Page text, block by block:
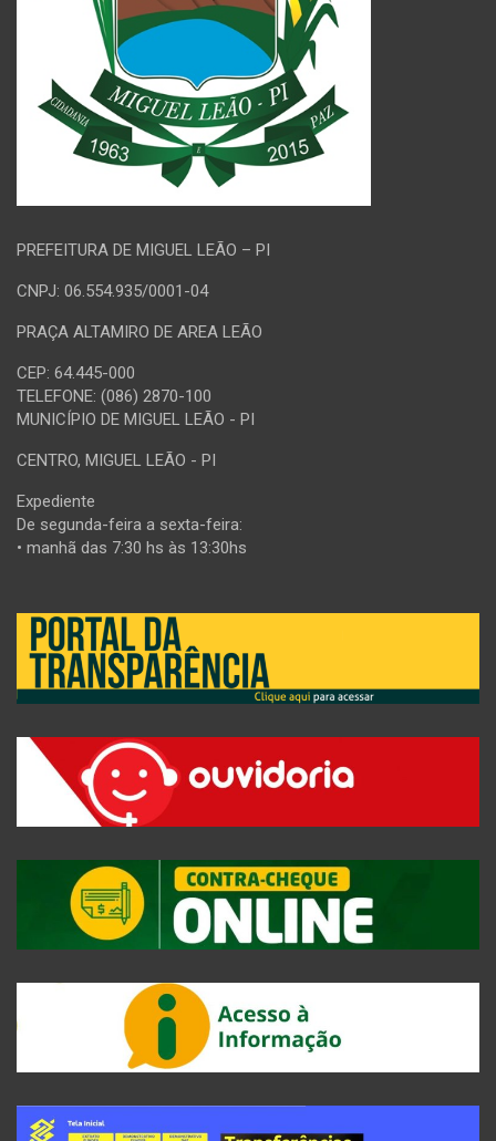
PREFEITURA DE MIGUEL LEÃO – PI
CNPJ: 06.554.935/0001-04
PRAÇA ALTAMIRO DE AREA LEÃO
CEP: 64.445-000
TELEFONE: (086) 2870-100
MUNICÍPIO DE MIGUEL LEÃO - PI
CENTRO, MIGUEL LEÃO - PI
Expediente
De segunda-feira a sexta-feira:
• manhã das 7:30 hs às 13:30hs